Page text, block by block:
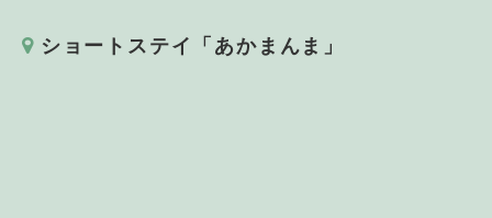
ショートステイ「あかまんま」